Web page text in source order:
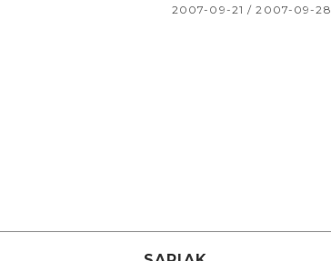
2007-09-21 / 2007-09-28